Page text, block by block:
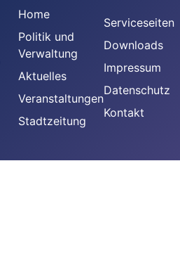
Home
Politik und
Verwaltung
Aktuelles
Veranstaltungen
Stadtzeitung
Serviceseiten
Downloads
Impressum
Datenschutz
Kontakt